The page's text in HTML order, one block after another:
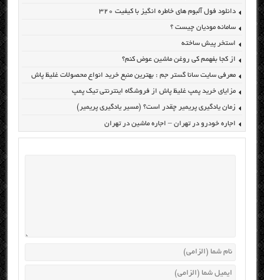
دانلود فول آلبوم های خاطره انگیز با کیفیت ۳۲۰
سامانه مودیان چیست ؟
استخر پیش ساخته
از کجا بفهمم کی روغن ماشین عوض کنم؟
معرفی سایت سانا گستر جم : بهترین منبع خرید انواع محصولات غلیظ پاش
مزایای خرید پمپ غلیظ پاش از فروشگاه اینترنتی تیک پمپ
زمان یادگیری پریمیر چقدر است؟ (مسیر یادگیری پریمیر)
اجاره خودرو در تهران – اجاره ماشین در تهران